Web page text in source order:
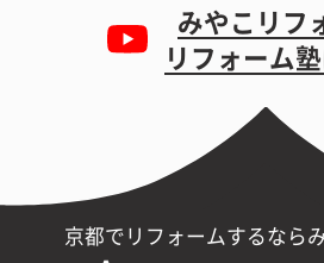
みやこリフ
リフォーム
京都でリフォームするなら